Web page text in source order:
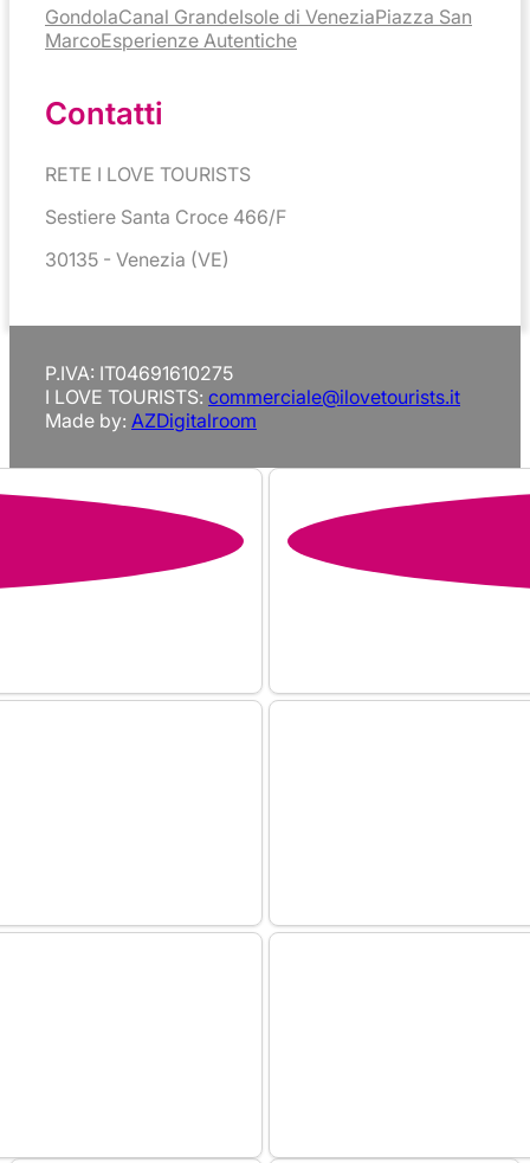
GondolaCanal GrandeIsole di VeneziaPiazza San
MarcoEsperienze Autentiche
Contatti
RETE I LOVE TOURISTS
Sestiere Santa Croce 466/F
30135 - Venezia (VE)
P.IVA: IT04691610275
I LOVE TOURISTS: commerciale@ilovetourists.it
Made by: AZDigitalroom